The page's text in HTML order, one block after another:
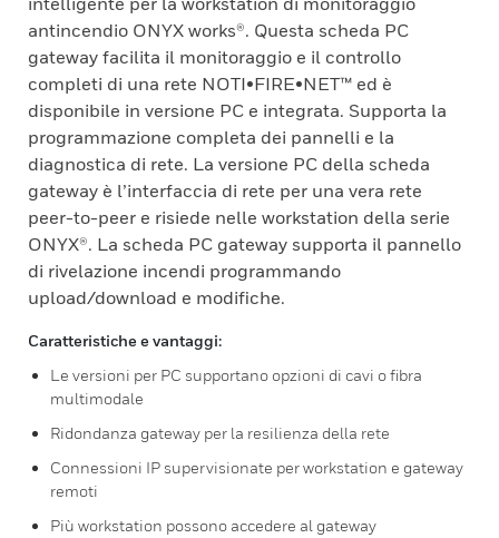
antincendio ONYX works®. Questa scheda PC
gateway facilita il monitoraggio e il controllo
completi di una rete NOTI•FIRE•NET™ ed è
disponibile in versione PC e integrata. Supporta la
programmazione completa dei pannelli e la
diagnostica di rete. La versione PC della scheda
gateway è l’interfaccia di rete per una vera rete
peer-to-peer e risiede nelle workstation della serie
ONYX®. La scheda PC gateway supporta il pannello
di rivelazione incendi programmando
upload/download e modifiche.
Caratteristiche e vantaggi:
Le versioni per PC supportano opzioni di cavi o fibra
multimodale
Ridondanza gateway per la resilienza della rete
Connessioni IP supervisionate per workstation e gateway
remoti
Più workstation possono accedere al gateway